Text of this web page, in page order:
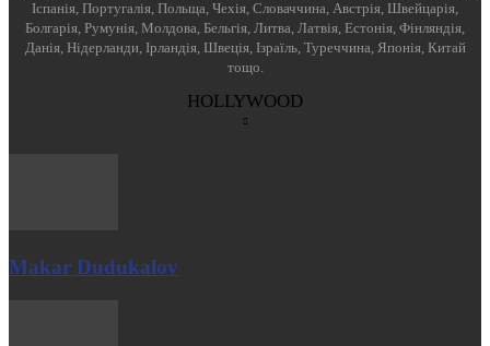
Іспанія, Португалія, Польща, Чехія, Словаччина, Австрія, Швейцарія,
Болгарія, Румунія, Молдова, Бельгія, Литва, Латвія, Естонія, Фінляндія,
Данія, Нідерланди, Ірландія, Швеція, Ізраїль, Туреччина, Японія, Китай
тощо.
HOLLYWOOD
Makar Dudukalov